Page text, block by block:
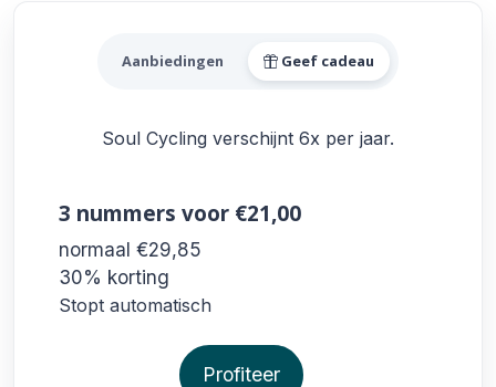
Alle Soul Cycling
Aanbiedingen Geef cadeau
Soul Cycling verschijnt 6x per jaar.
3 nummers voor €21,00
normaal €29,85
30% korting
Stopt automatisch
Profiteer